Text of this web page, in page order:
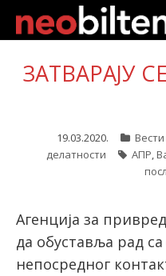
Почетна
Актуелно
Линкови
О нама
ЗАТВАРАЈУ
19.03.2020. Вести
делатности
АПР,
Агенција за
да обуставља рад
непосредног